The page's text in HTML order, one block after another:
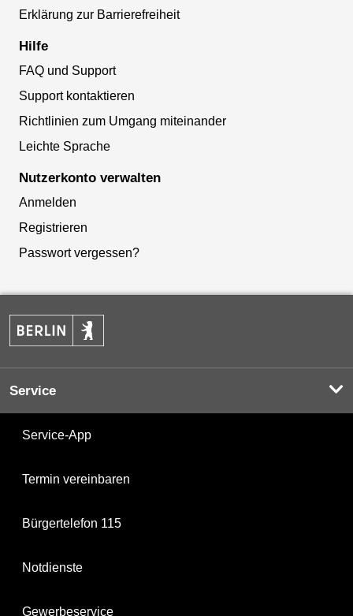
Erklärung zur Barrierefreiheit
Hilfe
FAQ und Support
Support kontaktieren
Richtlinien zum Umgang miteinander
Leichte Sprache
Nutzerkonto verwalten
Anmelden
Registrieren
Passwort vergessen?
Service
Service-App
Termin vereinbaren
Bürgertelefon 115
Notdienste
Gewerbeservice